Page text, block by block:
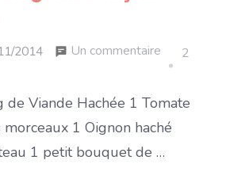
2014 Un commentaire
à
la
2
de Viande Hachée 1 Tomate
1 Oignon haché
1 petit bouquet de …